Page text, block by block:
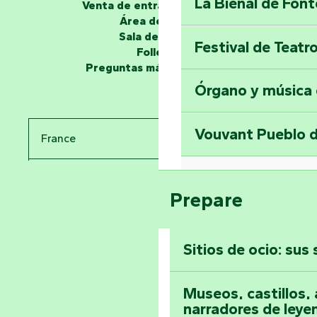
Los narradores
Desvela los
Viaje en el
Suba a lo alto de
Festival de
Órgano y
Vouvant Pueblo
Toda la agenda
Prepare
Sitios de ocio: sus
Museos, castillos,
narradores de
Venta de entradas en línea
Área de grupo
Sala de prensa
Folletos
Preguntas más frecuentes
France